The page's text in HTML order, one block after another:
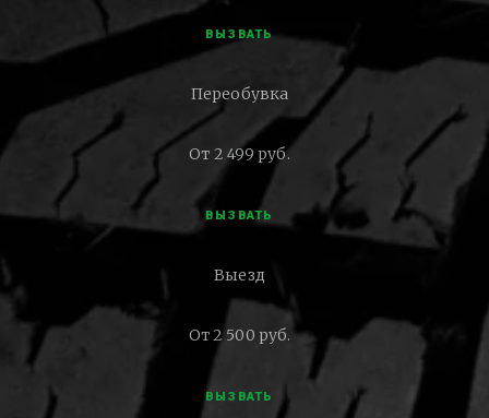
ВЫЗВАТЬ
Переобувка
От 2 499 руб.
ВЫЗВАТЬ
Выезд
От 2 500 руб.
ВЫЗВАТЬ